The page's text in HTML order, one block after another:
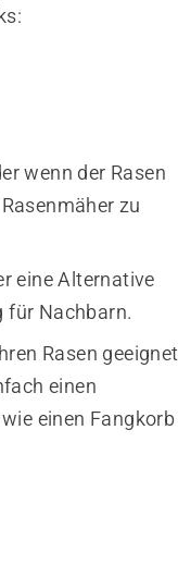
wenn der Rasen
zu
eine Alternative
für Nachbarn.
Rasen geeignet
einen
einen Fangkorb